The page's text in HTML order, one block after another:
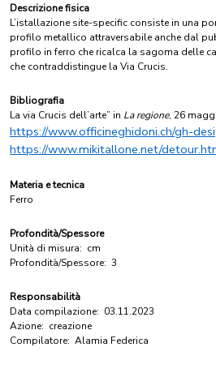
Descrizione fisica
L’istallazione site-specific consiste in una
profilo metallico attraversabile anche dal
profilo in ferro che ricalca la sagoma delle
che contraddistingue la Via Crucis.
Bibliografia
La via Crucis dell’arte” in La regione, 26
https://www.officineghidoni.ch/gh-
https://www.mikitallone.net/
Materia e tecnica
Ferro
Profondità/Spessore
Unità di misura: cm
Profondità/Spessore: 3
Responsabilità
Data compilazione: 03.11.2023
Azione: creazione
Compilatore: Alamia Federica